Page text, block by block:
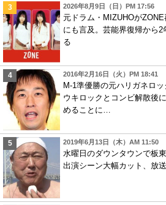
2026年8月9日（日）PM 17:56
元ドラム・MIZUHOが
にも言及。芸能界復帰から
る
2016年2月16日（火）PM 18:41
M-1準優勝の元ハリガネロ
ウキロックとコンビ解散後
めることに…
2019年6月13日（木）AM 11:50
水曜日のダウンタウンで板
出演シーン大幅カット、放